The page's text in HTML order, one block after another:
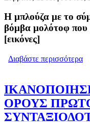
Η μπλούζα με το
βόμβα μολότοφ
[εικόνες]
Διαβάστε περισσότερα
ΟΡΟΥΣ